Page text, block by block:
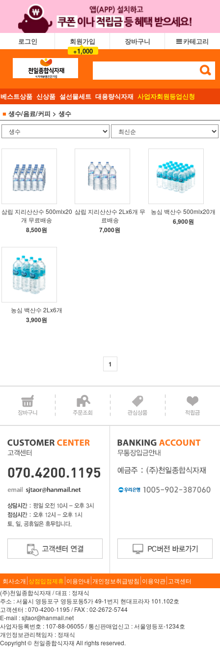
로그인
회원가입
+1,000
장바구니 카테고리
베스트상품 신상품 설선물세트 대용량식자재 사업자회원등업신청
■ 생수/음료/커피 > 생수
삼립 지리산산수 500mlx20
개 무료배송
8,500원
삼립 지리산산수 2Lx6개 무
료배송
7,000원
농심 백산수 500mlx20개
6,900원
농심 백산수 2Lx6개
3,900원
1
회사소개 상점입점제휴 이용안내 개인정보취급방침 이용약관 고객센터
(주)천일종합식자재 / 대표 : 정재식
주소 : 서울시 영등포구 영등포동5가 49-1번지 현대프라자 101.102호
고객센터 : 070-4200-1195 / FAX : 02-2672-5744
E-mail : sjtaor@hanmail.net
사업자등록번호 : 107-88-06055 / 통신판매업신고 : 서울영등포-1234호
개인정보관리책임자 : 정재식
Copyright © 천일종합식자재 All rights reserved.